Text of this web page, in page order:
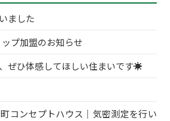
ました
プ加盟のお知らせ
ぜひ体感してほしい住まいです☀
町コンセプトハウス｜気密測定を行い